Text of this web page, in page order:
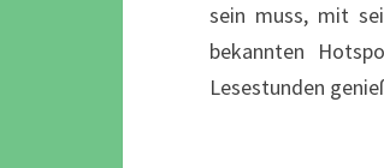
sein muss, mit
bekannten
Lesestunden